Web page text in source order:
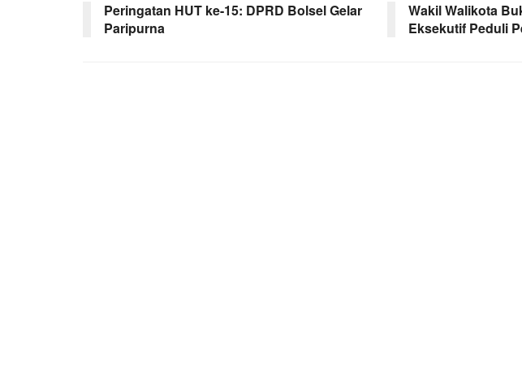
Peringatan HUT ke-15: DPRD Bolsel Gelar
Paripurna
Wakil Walikota
Eksekutif Peduli